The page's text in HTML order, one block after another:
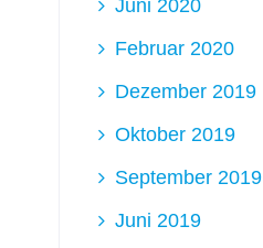
Juni 2020
Februar 2020
Dezember 2019
Oktober 2019
September 2019
Juni 2019